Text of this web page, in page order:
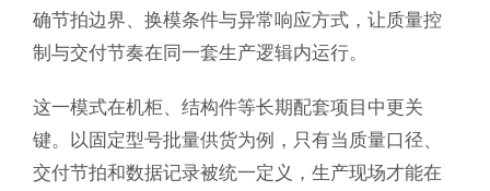
确节拍边界、换模条件与异常响应方式，让质量控
制与交付节奏在同一套生产逻辑内运行。
这一模式在机柜、结构件等长期配套项目中更关
键。以固定型号批量供货为例，只有当质量口径、
交付节拍和数据记录被统一定义，生产现场才能在